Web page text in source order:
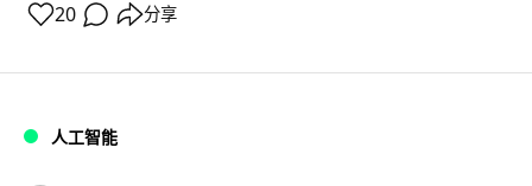
20 分享
人工智能